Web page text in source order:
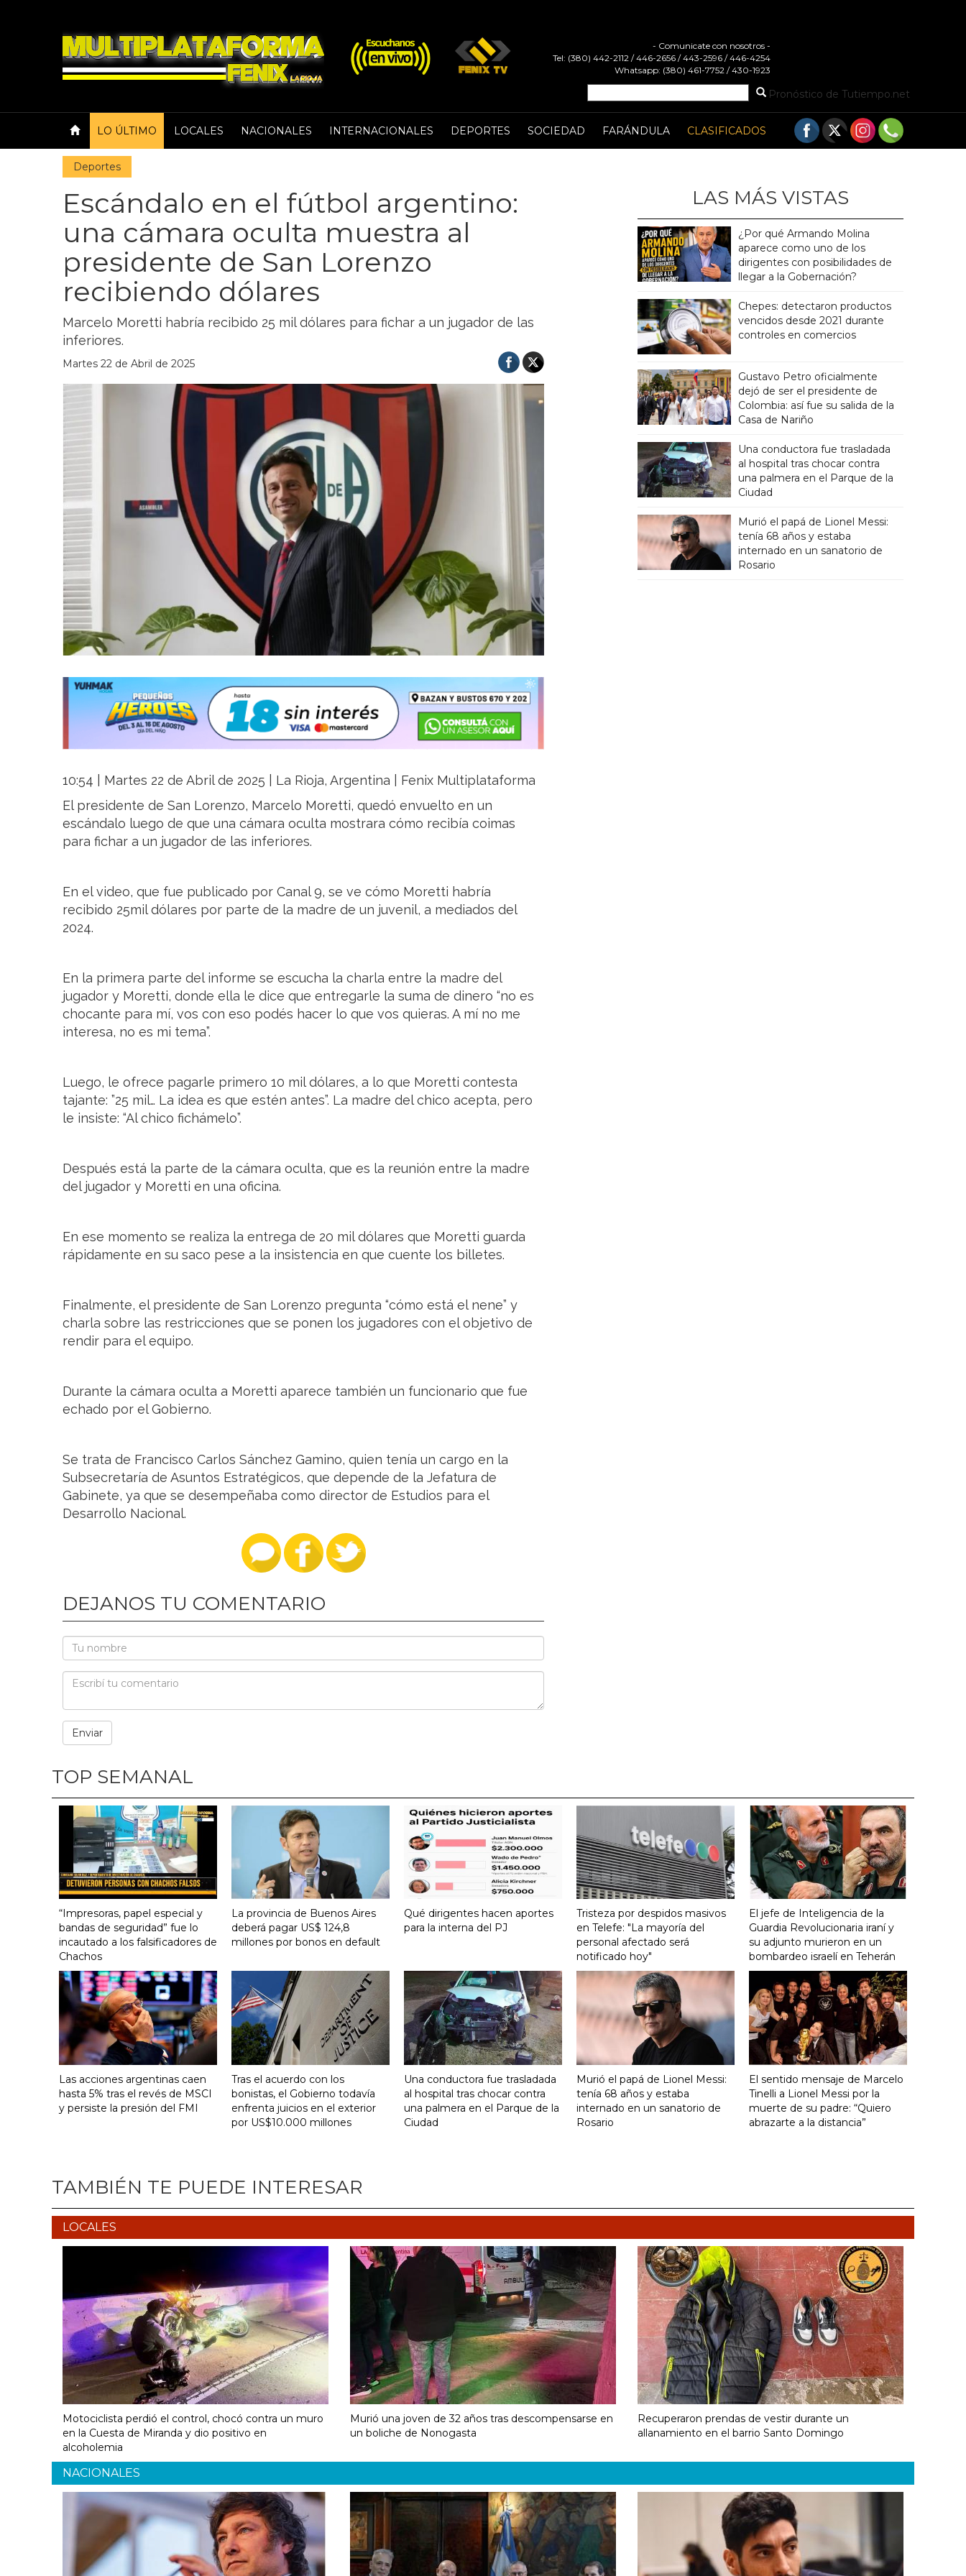
- Comunicate con nosotros -
Tel: (380) 442-2112 / 446-2656 / 443-2596 / 446-4254
Whatsapp: (380) 461-7752 / 430-1923
Pronóstico de Tutiempo.net
LO ÚLTIMO LOCALES NACIONALES INTERNACIONALES DEPORTES SOCIEDAD FARÁNDULA CLASIFICADOS
Deportes
Escándalo en el fútbol argentino:
una cámara oculta muestra al
presidente de San Lorenzo
recibiendo dólares
Marcelo Moretti habría recibido 25 mil dólares para fichar a un jugador de las
inferiores.
Martes 22 de Abril de 2025
10:54 | Martes 22 de Abril de 2025 | La Rioja, Argentina | Fenix Multiplataforma
El presidente de San Lorenzo, Marcelo Moretti, quedó envuelto en un
escándalo luego de que una cámara oculta mostrara cómo recibía coimas
para fichar a un jugador de las inferiores.
En el video, que fue publicado por Canal 9, se ve cómo Moretti habría
recibido 25mil dólares por parte de la madre de un juvenil, a mediados del
2024.
En la primera parte del informe se escucha la charla entre la madre del
jugador y Moretti, donde ella le dice que entregarle la suma de dinero “no es
chocante para mí, vos con eso podés hacer lo que vos quieras. A mí no me
interesa, no es mi tema”.
Luego, le ofrece pagarle primero 10 mil dólares, a lo que Moretti contesta
tajante: ”25 mil… La idea es que estén antes”. La madre del chico acepta, pero
le insiste: “Al chico fichámelo”.
Después está la parte de la cámara oculta, que es la reunión entre la madre
del jugador y Moretti en una oficina.
En ese momento se realiza la entrega de 20 mil dólares que Moretti guarda
rápidamente en su saco pese a la insistencia en que cuente los billetes.
Finalmente, el presidente de San Lorenzo pregunta “cómo está el nene” y
charla sobre las restricciones que se ponen los jugadores con el objetivo de
rendir para el equipo.
Durante la cámara oculta a Moretti aparece también un funcionario que fue
echado por el Gobierno.
Se trata de Francisco Carlos Sánchez Gamino, quien tenía un cargo en la
Subsecretaría de Asuntos Estratégicos, que depende de la Jefatura de
Gabinete, ya que se desempeñaba como director de Estudios para el
Desarrollo Nacional.
DEJANOS TU COMENTARIO
LAS MÁS VISTAS
¿Por qué Armando Molina
aparece como uno de los
dirigentes con posibilidades de
llegar a la Gobernación?
Chepes: detectaron productos
vencidos desde 2021 durante
controles en comercios
Gustavo Petro oficialmente
dejó de ser el presidente de
Colombia: así fue su salida de la
Casa de Nariño
Una conductora fue trasladada
al hospital tras chocar contra
una palmera en el Parque de la
Ciudad
Murió el papá de Lionel Messi:
tenía 68 años y estaba
internado en un sanatorio de
Rosario
TOP SEMANAL
“Impresoras, papel especial y
bandas de seguridad” fue lo
incautado a los falsificadores de
Chachos
La provincia de Buenos Aires
deberá pagar US$ 124,8
millones por bonos en default
Qué dirigentes hacen aportes
para la interna del PJ
Tristeza por despidos masivos
en Telefe: "La mayoría del
personal afectado será
notificado hoy"
El jefe de Inteligencia de la
Guardia Revolucionaria iraní y
su adjunto murieron en un
bombardeo israelí en Teherán
Las acciones argentinas caen
hasta 5% tras el revés de MSCI
y persiste la presión del FMI
Tras el acuerdo con los
bonistas, el Gobierno todavía
enfrenta juicios en el exterior
por US$10.000 millones
Una conductora fue trasladada
al hospital tras chocar contra
una palmera en el Parque de la
Ciudad
Murió el papá de Lionel Messi:
tenía 68 años y estaba
internado en un sanatorio de
Rosario
El sentido mensaje de Marcelo
Tinelli a Lionel Messi por la
muerte de su padre: “Quiero
abrazarte a la distancia”
TAMBIÉN TE PUEDE INTERESAR
LOCALES
Motociclista perdió el control, chocó contra un muro
en la Cuesta de Miranda y dio positivo en
alcoholemia
Murió una joven de 32 años tras descompensarse en
un boliche de Nonogasta
Recuperaron prendas de vestir durante un
allanamiento en el barrio Santo Domingo
NACIONALES